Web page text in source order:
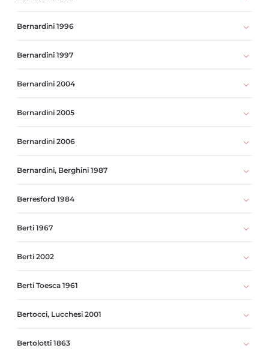
Bernardini 1996
Bernardini 1997
Bernardini 2004
Bernardini 2005
Bernardini 2006
Bernardini, Berghini 1987
Berresford 1984
Berti 1967
Berti 2002
Berti Toesca 1961
Bertocci, Lucchesi 2001
Bertolotti 1863